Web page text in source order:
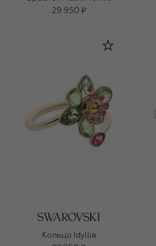
29 950 ₽
Кольцо Idyllia